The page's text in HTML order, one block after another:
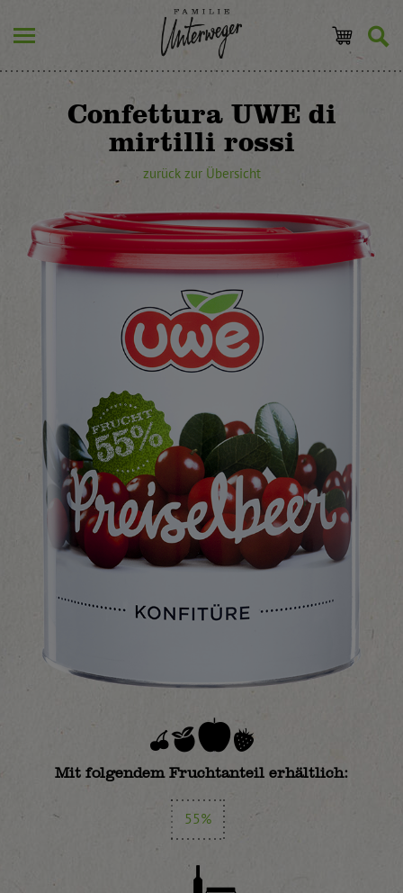
Confettura UWE di
mirtilli rossi
zurück zur Übersicht
Mit folgendem Fruchtanteil erhältlich:
55%